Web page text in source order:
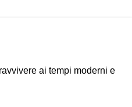
ai tempi moderni e